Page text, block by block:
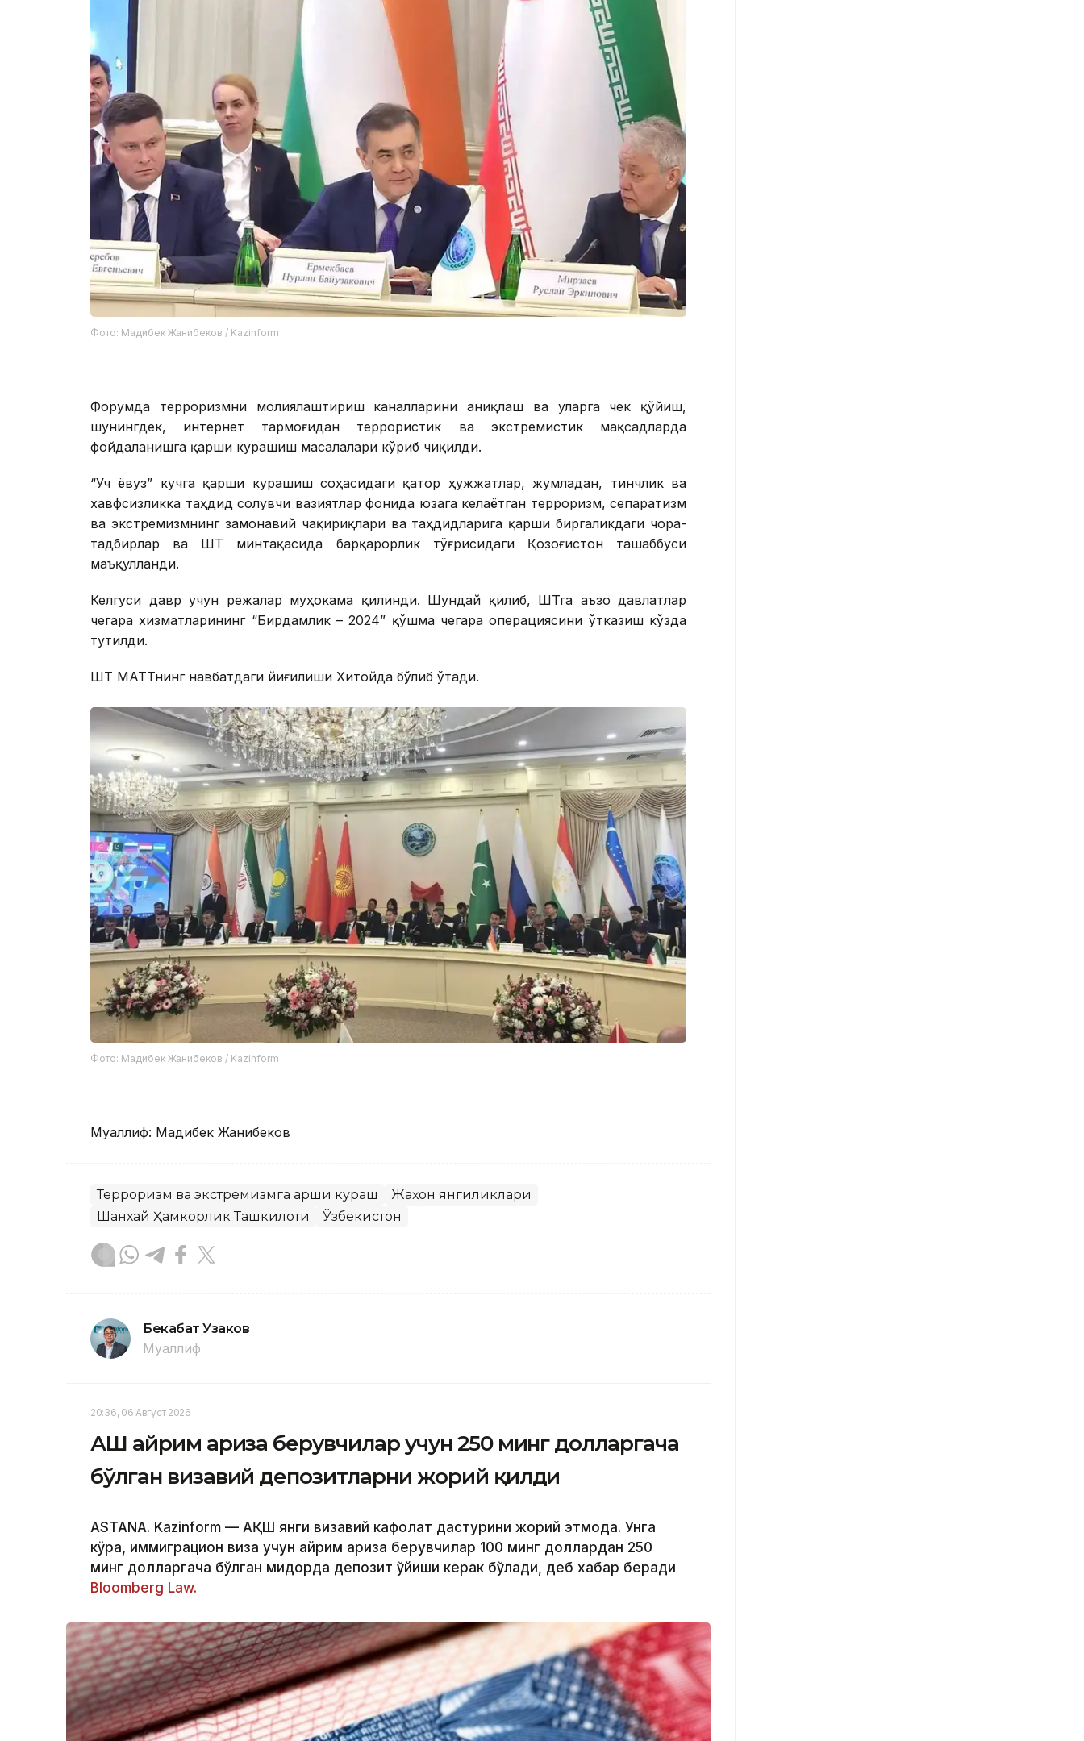
Фото: Мадибек Жанибеков / Kazinform
Форумда терроризмни молиялаштириш каналларини аниқлаш ва уларга чек қўйиш,
шунингдек, интернет тармоғидан террористик ва экстремистик мақсадларда
фойдаланишга қарши курашиш масалалари кўриб чиқилди.
“Уч ёвуз” кучга қарши курашиш соҳасидаги қатор ҳужжатлар, жумладан, тинчлик ва
хавфсизликка таҳдид солувчи вазиятлар фонида юзага келаётган терроризм, сепаратизм
ва экстремизмнинг замонавий чақириқлари ва таҳдидларига қарши биргаликдаги чора-
тадбирлар ва ШҲТ минтақасида барқарорлик тўғрисидаги Қозоғистон ташаббуси
маъқулланди.
Келгуси давр учун режалар муҳокама қилинди. Шундай қилиб, ШҲТга аъзо давлатлар
чегара хизматларининг “Бирдамлик – 2024” қўшма чегара операциясини ўтказиш кўзда
тутилди.
ШҲТ МАТТнинг навбатдаги йиғилиши Хитойда бўлиб ўтади.
Фото: Мадибек Жанибеков / Kazinform
Муаллиф: Мадибек Жанибеков
Терроризм ва экстремизмга қарши кураш
Жаҳон янгиликлари
Шанхай Ҳамкорлик Ташкилоти
Ўзбекистон
Бекабат Узаков
Муаллиф
20:36, 06 Август 2026
АҚШ айрим ариза берувчилар учун 250 минг долларгача
бўлган визавий депозитларни жорий қилди
ASTANA. Kazinform — АҚШ янги визавий кафолат дастурини жорий этмоқда. Унга
кўра, иммиграцион виза учун айрим ариза берувчилар 100 минг доллардан 250
минг долларгача бўлган миқдорда депозит қўйиши керак бўлади, деб хабар беради
Bloomberg Law.